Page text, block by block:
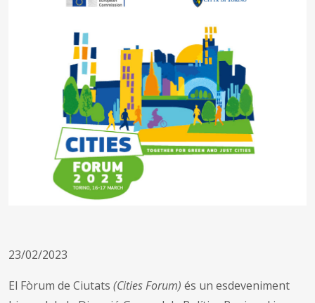
23/02/2023
El Fòrum de Ciutats (Cities Forum) és un esdeveniment